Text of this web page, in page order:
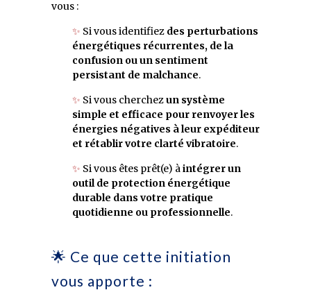
vous :
✨ Si vous identifiez des perturbations
énergétiques récurrentes, de la
confusion ou un sentiment
persistant de malchance.
✨ Si vous cherchezun système
simple et efficace pour renvoyer les
énergies négatives à leur expéditeur
et rétablir votre clarté vibratoire.
✨ Si vous êtes prêt(e) à intégrer un
outil de protection énergétique
durable dans votre pratique
quotidienne ou professionnelle.
🌟 Ce que cette initiation
vous apporte :